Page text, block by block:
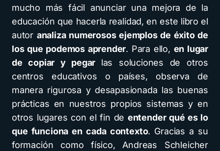
mucho más fácil anunciar una mejora de la
educación que hacerla realidad, en este libro el
autor analiza numerosos ejemplos de éxito de
los que podemos aprender. Para ello, en lugar
de copiar y pegar las soluciones de otros
centros educativos o países, observa de
manera rigurosa y desapasionada las buenas
prácticas en nuestros propios sistemas y en
otros lugares con el fin de entender qué es lo
que funciona en cada contexto. Gracias a su
formación como físico, Andreas Schleicher